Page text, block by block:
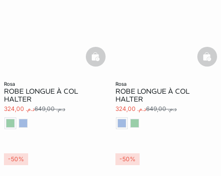
rosa
ROBE LONGUE À COL
HALTER
د.م. 324,00 د.م. 649,00
basketfull
rosa
ROBE LONGUE À COL
HALTER
د.م. 324,00 د.م. 649,00
-50% -50%